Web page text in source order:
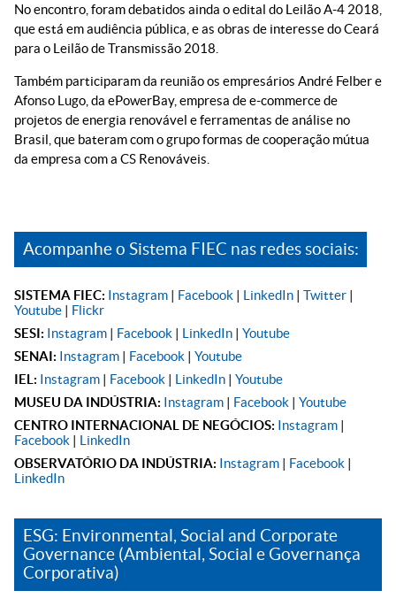
No encontro, foram debatidos ainda o edital do Leilão A-4 2018,
que está em audiência pública, e as obras de interesse do Ceará
para o Leilão de Transmissão 2018.
Também participaram da reunião os empresários André Felber e
Afonso Lugo, da ePowerBay, empresa de e-commerce de
projetos de energia renovável e ferramentas de análise no
Brasil, que bateram com o grupo formas de cooperação mútua
da empresa com a CS Renováveis.
Acompanhe o Sistema FIEC nas redes sociais:
SISTEMA FIEC: Instagram | Facebook | LinkedIn | Twitter |
Youtube | Flickr
SESI: Instagram | Facebook | LinkedIn | Youtube
SENAI: Instagram | Facebook | Youtube
IEL: Instagram | Facebook | LinkedIn | Youtube
MUSEU DA INDÚSTRIA: Instagram | Facebook | Youtube
CENTRO INTERNACIONAL DE NEGÓCIOS: Instagram |
Facebook | LinkedIn
OBSERVATÓRIO DA INDÚSTRIA: Instagram | Facebook |
LinkedIn
ESG: Environmental, Social and Corporate
Governance (Ambiental, Social e Governança
Corporativa)